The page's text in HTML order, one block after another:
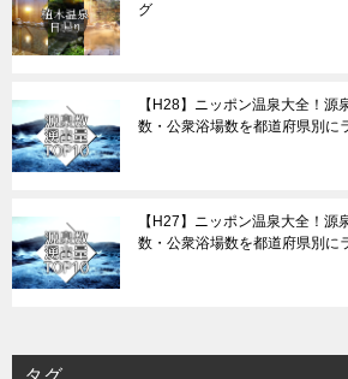
グ
【H28】ニッポン温泉大全！源
数・公衆浴場数を都道府県別に
【H27】ニッポン温泉大全！源
数・公衆浴場数を都道府県別に